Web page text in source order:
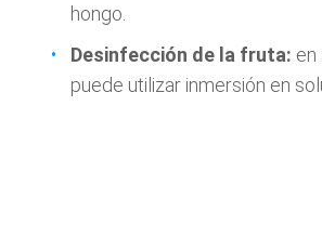
hongo.
Desinfección de la fruta: en
puede utilizar inmersión en